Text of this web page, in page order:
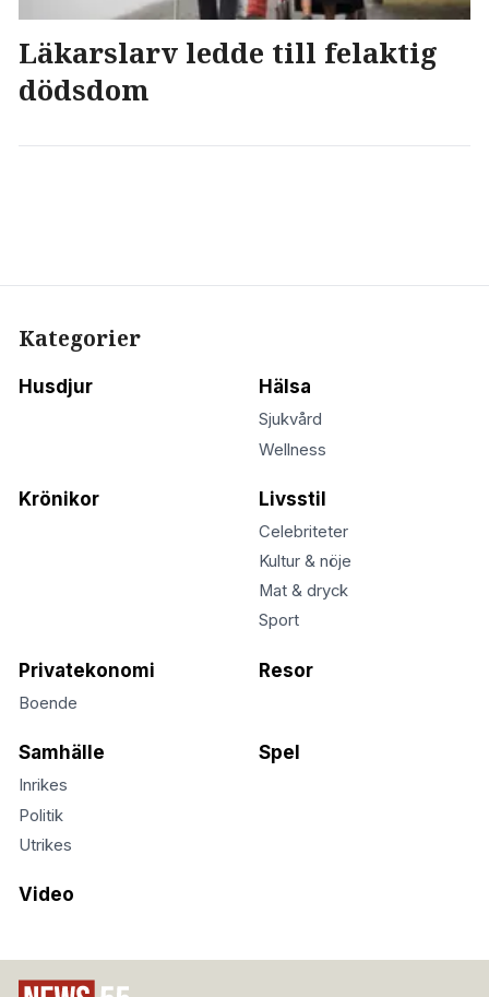
Läkarslarv ledde till felaktig
dödsdom
Kategorier
Husdjur Hälsa
Sjukvård
Wellness
Krönikor Livsstil
Celebriteter
Kultur & nöje
Mat & dryck
Sport
Privatekonomi
Boende
Resor
Samhälle
Inrikes
Politik
Utrikes
Spel
Video